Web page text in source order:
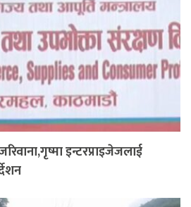
इन्टरप्राइजेजलाई